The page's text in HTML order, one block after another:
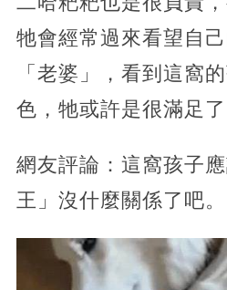
牠會經常過來看望自
「老婆」，看到這窩
色，牠或許是很滿足了
網友評論：這窩孩子
王」沒什麼關係了吧。